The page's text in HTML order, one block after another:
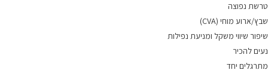
טרשת נפוצה
שבץ/ארוע מוחי (CVA)
שיפור שיווי משקל ומניעת נפילות
נעים להכיר
מתרגלים יחד